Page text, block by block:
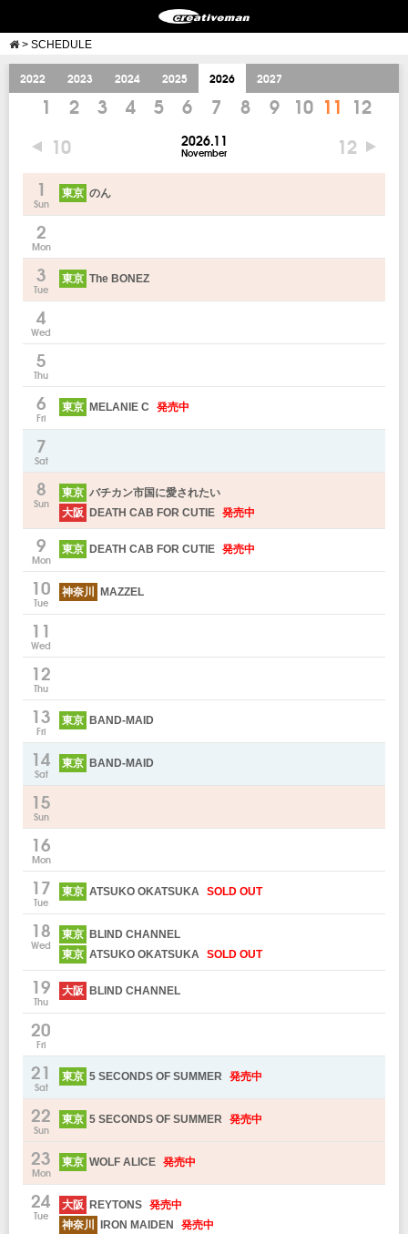
> SCHEDULE
2022 2023 2024 2025 2026 2027
1 2 3 4 5 6 7 8 9 10 11 12
10
12
2026.11
November
1
Sun
東京 のん
2
Mon
3
Tue
東京 The BONEZ
4
Wed
5
Thu
6
Fri
東京 MELANIE C 発売中
7
Sat
8
Sun
東京 バチカン市国に愛されたい
大阪
DEATH CAB FOR CUTIE 発売中
9
Mon
東京 DEATH CAB FOR CUTIE 発売中
10
Tue
神奈川 MAZZEL
11
Wed
12
Thu
13
Fri
東京 BAND-MAID
14
Sat
東京 BAND-MAID
15
Sun
16
Mon
17
Tue
東京 ATSUKO OKATSUKA SOLD OUT
18
Wed
東京 BLIND CHANNEL
東京 ATSUKO OKATSUKA SOLD OUT
19
Thu
大阪 BLIND CHANNEL
20
Fri
21
Sat
東京 5 SECONDS OF SUMMER 発売中
22
Sun
東京 5 SECONDS OF SUMMER 発売中
23
Mon
東京 WOLF ALICE 発売中
24
Tue
大阪 REYTONS 発売中
神奈川
IRON MAIDEN 発売中